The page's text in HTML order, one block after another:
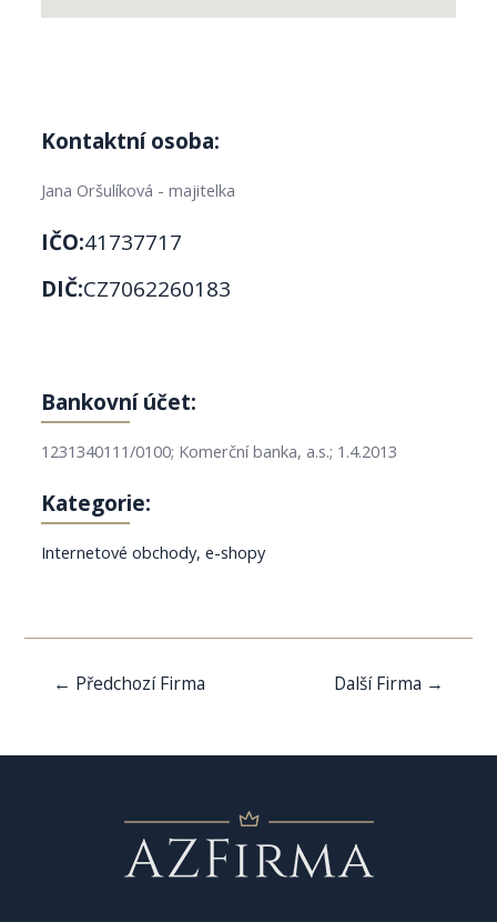
Kontaktní osoba:
Jana Oršulíková - majitelka
IČO:41737717
DIČ:CZ7062260183
Bankovní účet:
1231340111/0100; Komerční banka, a.s.; 1.4.2013
Kategorie:
Internetové obchody, e-shopy
Navigace
← Předchozí Firma Další Firma →